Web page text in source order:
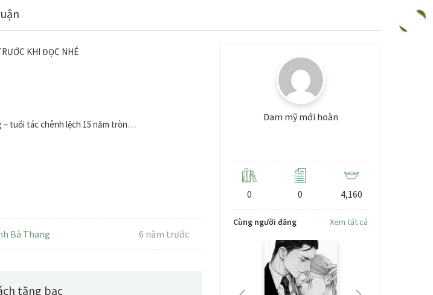
KHI ĐỌC NHÉ
– tuổi tác chênh lệch 15 năm tròn…
Bà Thang 6 năm trước
tặng bạc
Đam mỹ mới hoàn
0 0 4,160
Cùng người đăng Xem tất cả